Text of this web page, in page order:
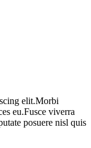
elit.Morbi
eu.Fusce viverra
posuere nisl quis